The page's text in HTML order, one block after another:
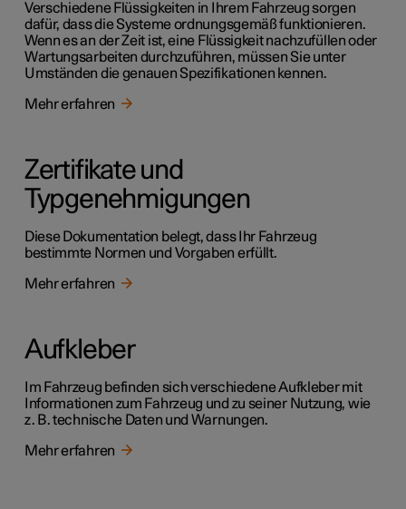
Verschiedene Flüssigkeiten in Ihrem Fahrzeug sorgen
dafür, dass die Systeme ordnungsgemäß funktionieren.
Wenn es an der Zeit ist, eine Flüssigkeit nachzufüllen oder
Wartungsarbeiten durchzuführen, müssen Sie unter
Umständen die genauen Spezifikationen kennen.
Mehr erfahren
Zertifikate und
Typgenehmigungen
Diese Dokumentation belegt, dass Ihr Fahrzeug
bestimmte Normen und Vorgaben erfüllt.
Mehr erfahren
Aufkleber
Im Fahrzeug befinden sich verschiedene Aufkleber mit
Informationen zum Fahrzeug und zu seiner Nutzung, wie
z. B. technische Daten und Warnungen.
Mehr erfahren